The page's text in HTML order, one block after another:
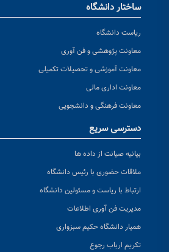
ساختار دانشگاه
ریاست دانشگاه
معاونت پژوهشی و فن آوری
معاونت آموزشی و تحصیلات تکمیلی
معاونت اداری مالی
معاونت فرهنگی و دانشجویی
دسترسی سریع
بیانیه صیانت از داده ها
ملاقات حضوری با رئیس دانشگاه
ارتباط با ریاست و مسئولین دانشگاه
مدیریت فن آوری اطلاعات
همیار دانشگاه حکیم سبزواری
تکریم ارباب رجوع